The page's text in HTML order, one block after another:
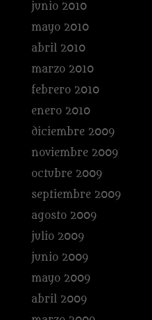
junio 2010
mayo 2010
abril 2010
marzo 2010
febrero 2010
enero 2010
diciembre 2009
noviembre 2009
octubre 2009
septiembre 2009
agosto 2009
julio 2009
junio 2009
mayo 2009
abril 2009